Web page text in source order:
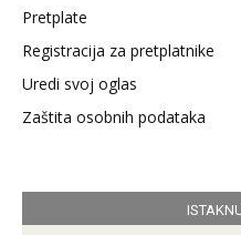
Pretplate
Registracija za pretplatnike
Uredi svoj oglas
Zaštita osobnih podataka